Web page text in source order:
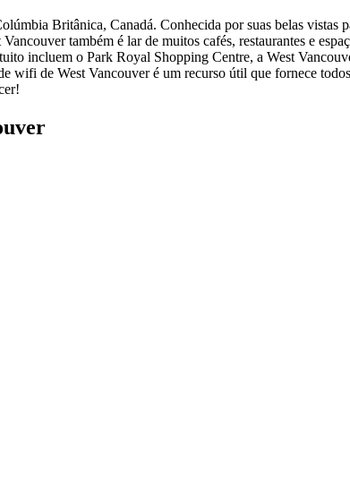
Britânica, Canadá. Conhecida por suas belas vistas
também é lar de muitos cafés, restaurantes e
incluem o Park Royal Shopping Centre, a West
wifi de West Vancouver é um recurso útil que fornece